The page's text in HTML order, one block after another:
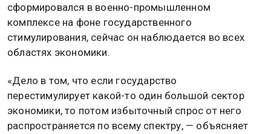
сформировался в военно-промышленном
комплексе на фоне государственного
стимулирования, сейчас он наблюдается во всех
областях экономики.
«Дело в том, что если государство
перестимулирует какой-то один большой сектор
экономики, то потом избыточный спрос от него
распространяется по всему спектру, — объясняет